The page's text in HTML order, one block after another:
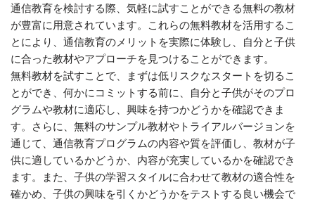
通信教育を検討する際、気軽に試すことができる無料の教材
が豊富に用意されています。これらの無料教材を活用するこ
とにより、通信教育のメリットを実際に体験し、自分と子供
に合った教材やアプローチを見つけることができます。
無料教材を試すことで、まずは低リスクなスタートを切るこ
とができ、何かにコミットする前に、自分と子供がそのプロ
グラムや教材に適応し、興味を持つかどうかを確認できま
す。さらに、無料のサンプル教材やトライアルバージョンを
通じて、通信教育プログラムの内容や質を評価し、教材が子
供に適しているかどうか、内容が充実しているかを確認でき
ます。また、子供の学習スタイルに合わせて教材の適合性を
確かめ、子供の興味を引くかどうかをテストする良い機会で